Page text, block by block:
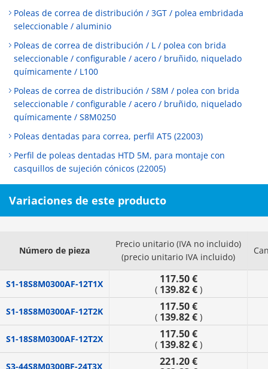
Poleas de correa de distribución / 3GT / polea embridada
seleccionable / aluminio
Poleas de correa de distribución / L / polea con brida
seleccionable / configurable / acero / bruñido, niquelado
químicamente / L100
Poleas de correa de distribución / S8M / polea con brida
seleccionable / configurable / acero / bruñido, niquelado
químicamente / S8M0250
Poleas dentadas para correa, perfil AT5 (22003)
Perfil de poleas dentadas HTD 5M, para montaje con
casquillos de sujeción cónicos (22005)
Variaciones de este producto
Número de pieza
Precio unitario (IVA no incluido)
(precio unitario IVA incluido)
S1-18S8M0300AF-12T1X 117.50 €
( 139.82 €)
S1-18S8M0300AF-12T2K 117.50 €
( 139.82 €)
S1-18S8M0300AF-12T2X 117.50 €
( 139.82 €)
S3-44S8M0300BF-24T3X 221.20 €